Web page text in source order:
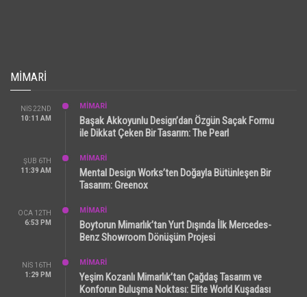
MIMARI
NIS 22ND
10:11 AM
MİMARİ
Başak Akkoyunlu Design’dan Özgün Saçak Formu
ile Dikkat Çeken Bir Tasarım: The Pearl
ŞUB 6TH
11:39 AM
MİMARİ
Mental Design Works’ten Doğayla Bütünleşen Bir
Tasarım: Greenox
OCA 12TH
6:53 PM
MİMARİ
Boytorun Mimarlık’tan Yurt Dışında İlk Mercedes-
Benz Showroom Dönüşüm Projesi
NIS 16TH
1:29 PM
MİMARİ
Yeşim Kozanlı Mimarlık’tan Çağdaş Tasarım ve
Konforun Buluşma Noktası: Elite World Kuşadası